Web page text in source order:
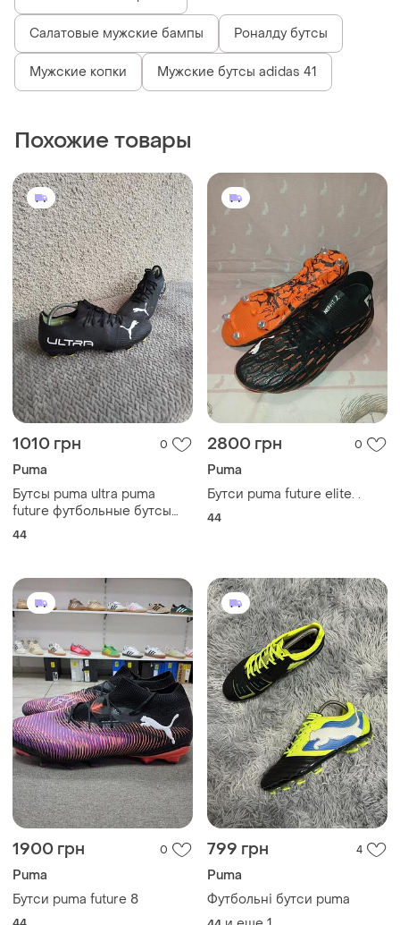
Салатовые мужские бампы Роналду бутсы
Мужские копки Мужские бутсы adidas 41
Похожие товары
1010 грн 0
Puma
Бутсы puma ultra puma
future футбольные бутсы
puma one
44
2800 грн 0
Puma
Бутси puma future elite. .
44
1900 грн 0
Puma
Бутси puma future 8
799 грн 4
Puma
Футбольні бутси puma